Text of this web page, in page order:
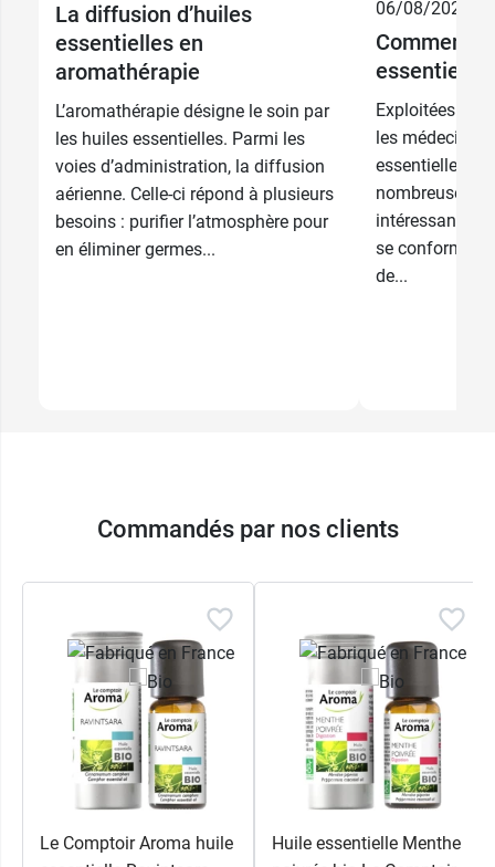
La diffusion d’huiles
essentielles en
aromathérapie
L’aromathérapie désigne le soin par
les huiles essentielles. Parmi les
voies d’administration, la diffusion
aérienne. Celle-ci répond à plusieurs
besoins : purifier l’atmosphère pour
en éliminer germes...
06/08/2026
Comment
Exploitées
les médecines
essentielles
nombreuses
intéressantes,
se conformer
de...
Commandés par nos clients
Le Comptoir Aroma huile
Huile essentielle Menthe